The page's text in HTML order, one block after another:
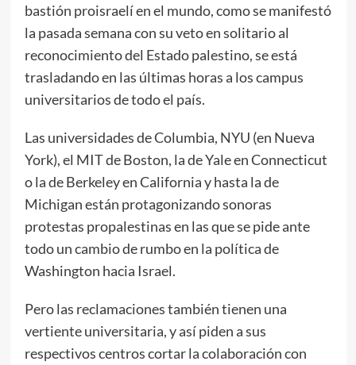
bastión proisraelí en el mundo, como se manifestó
la pasada semana con su veto en solitario al
reconocimiento del Estado palestino, se está
trasladando en las últimas horas a los campus
universitarios de todo el país.
Las universidades de Columbia, NYU (en Nueva
York), el MIT de Boston, la de Yale en Connecticut
o la de Berkeley en California y hasta la de
Michigan están protagonizando sonoras
protestas propalestinas en las que se pide ante
todo un cambio de rumbo en la política de
Washington hacia Israel.
Pero las reclamaciones también tienen una
vertiente universitaria, y así piden a sus
respectivos centros cortar la colaboración con